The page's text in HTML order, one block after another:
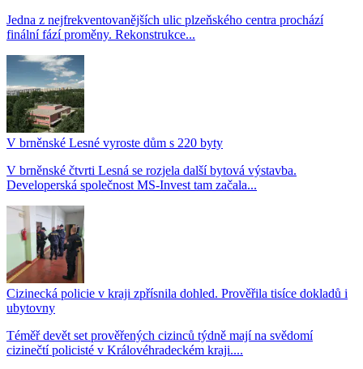
Jedna z nejfrekventovanějších ulic plzeňského centra prochází
finální fází proměny. Rekonstrukce...
V brněnské Lesné vyroste dům s 220 byty
V brněnské čtvrti Lesná se rozjela další bytová výstavba.
Developerská společnost MS-Invest tam začala...
Cizinecká policie v kraji zpřísnila dohled. Prověřila tisíce dokladů i
ubytovny
Téměř devět set prověřených cizinců týdně mají na svědomí
cizinečtí policisté v Královéhradeckém kraji....